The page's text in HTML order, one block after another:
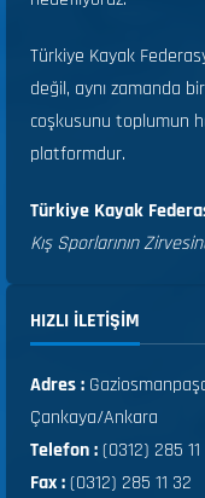
Türkiye Kayak
değil, aynı zamanda
coşkusunu toplumun
platformdur.
Türkiye Kayak
Kış Sporlarının
HIZLI ILETIŞIM
Adres :
Çankaya/Ankara
Telefon :(0312) 285 11
Fax :(0312) 285 11 32